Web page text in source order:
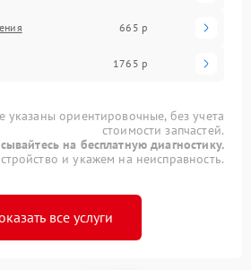
665 р
1765 р
указаны ориентировочные, без учета
стоимости запчастей.
на бесплатную диагностику.
и укажем на неисправность.
все услуги